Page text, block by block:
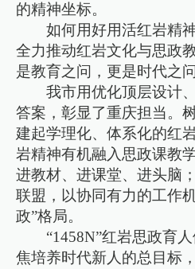
的精神坐标。
如何用好用活红岩精
全力推动红岩文化与思政
是教育之问，更是时代之问
我市用优化顶层设计
答案，彰显了重庆担当。
建起学理化、体系化的红
岩精神有机融入思政课教
进教材、进课堂、进头脑
联盟，以协同有力的工作
政”格局。
“1458N”红岩思政育
焦培养时代新人的总目标